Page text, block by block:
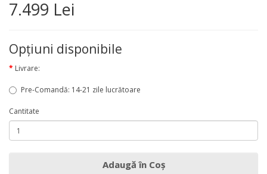
7.499 Lei
Opţiuni disponibile
Livrare:
Pre-Comandă: 14-21 zile lucrătoare
Cantitate
Adaugă în Coş